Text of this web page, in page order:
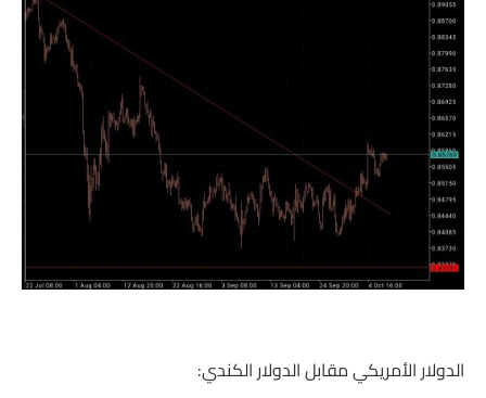
الدولار الأمريكي مقابل الدولار الكندي: